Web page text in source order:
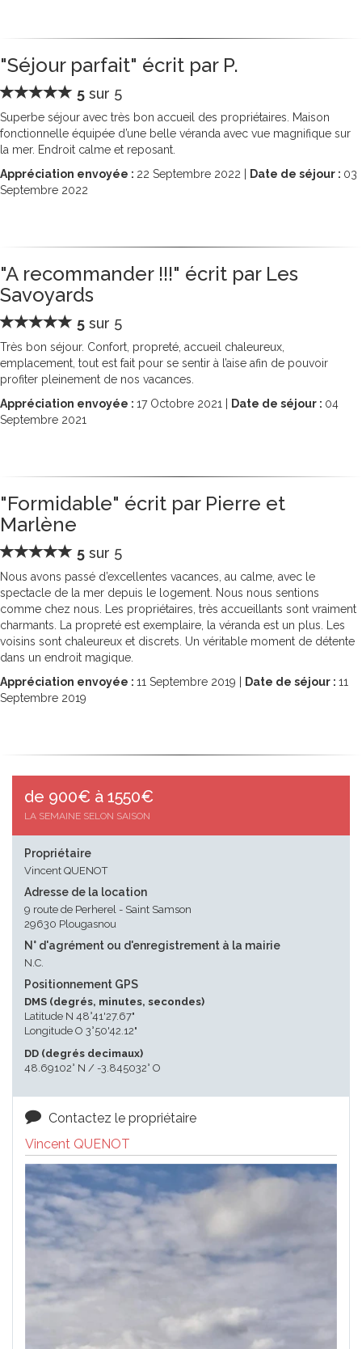
"Séjour parfait" écrit par P.
5 sur 5
Superbe séjour avec très bon accueil des propriétaires. Maison
fonctionnelle équipée d’une belle véranda avec vue magnifique sur
la mer. Endroit calme et reposant.
Appréciation envoyée : 22 Septembre 2022 | Date de séjour : 03
Septembre 2022
"A recommander !!!" écrit par Les
Savoyards
5 sur 5
Très bon séjour. Confort, propreté, accueil chaleureux,
emplacement, tout est fait pour se sentir à l’aise afin de pouvoir
profiter pleinement de nos vacances.
Appréciation envoyée : 17Octobre 2021 | Date de séjour : 04
Septembre 2021
"Formidable" écrit par Pierre et
Marlène
5 sur 5
Nous avons passé d’excellentes vacances, au calme, avec le
spectacle de la mer depuis le logement. Nous nous sentions
comme chez nous. Les propriétaires, très accueillants sont vraiment
charmants. La propreté est exemplaire, la véranda est un plus. Les
voisins sont chaleureux et discrets. Un véritable moment de détente
dans un endroit magique.
Appréciation envoyée : 11 Septembre 2019 | Date de séjour : 11
Septembre 2019
de 900€ à 1550€
LA SEMAINE SELON SAISON
Propriétaire
Vincent QUENOT
Adresse de la location
9 route de Perherel - Saint Samson
29630 Plougasnou
N° d'agrément ou d'enregistrement à la mairie
N.C.
Positionnement GPS
DMS (degrés, minutes, secondes)
Latitude N 48°41'27.67"
Longitude O 3°50'42.12"
DD (degrés decimaux)
48.69102° N / -3.845032° O
Contactez le propriétaire
Vincent QUENOT